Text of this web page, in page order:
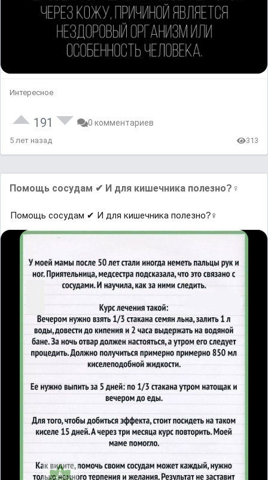
Интересное
191 0 комментариев
5 лет назад 313
Помощь сосудам ✔ И для кишечника полезно?‍♀
Помощь сосудам ✔ И для кишечника полезно?‍♀